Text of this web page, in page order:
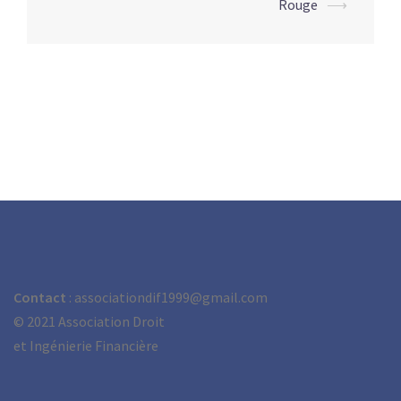
Rouge ⟶
Contact : associationdif1999@gmail.com
© 2021 Association Droit
et Ingénierie Financière